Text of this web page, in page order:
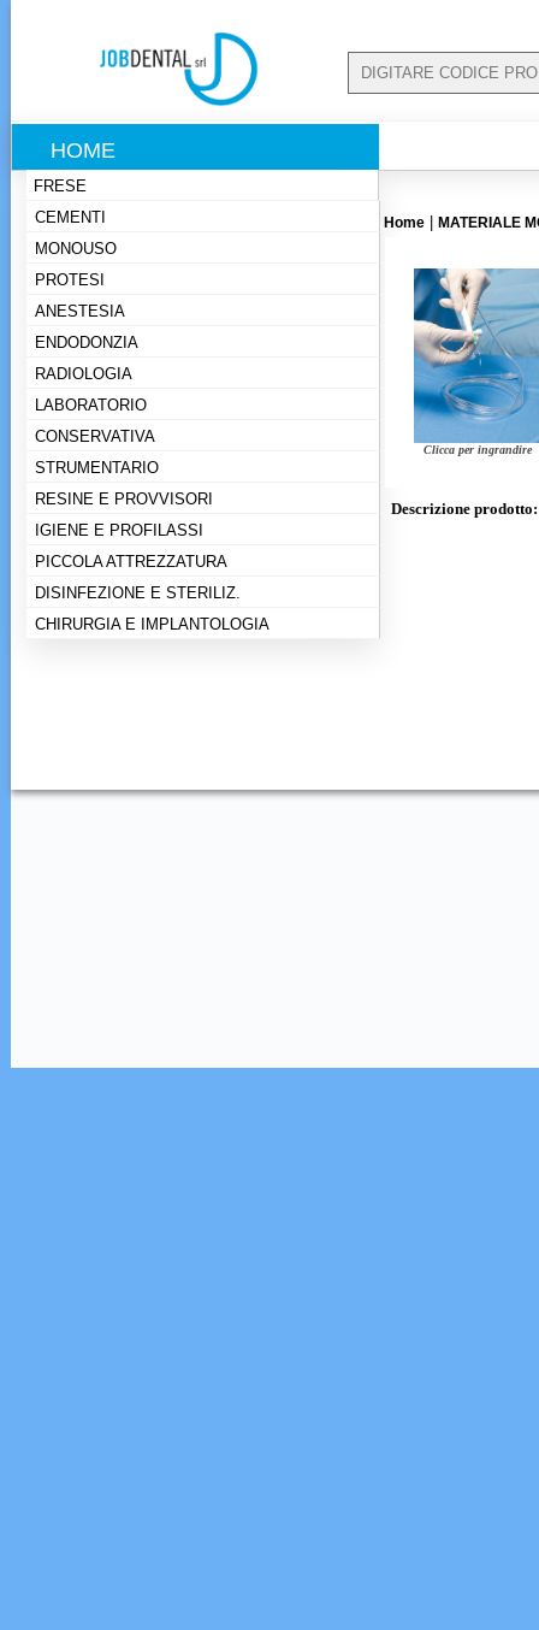
HOME
FRESE
CEMENTI
MONOUSO
PROTESI
ANESTESIA
ENDODONZIA
RADIOLOGIA
LABORATORIO
CONSERVATIVA
STRUMENTARIO
RESINE E PROVVISORI
IGIENE E PROFILASSI
PICCOLA ATTREZZATURA
DISINFEZIONE E STERILIZ.
CHIRURGIA E IMPLANTOLOGIA
Home MATERIALE
Clicca per ingrandire
Descrizione prodotto: